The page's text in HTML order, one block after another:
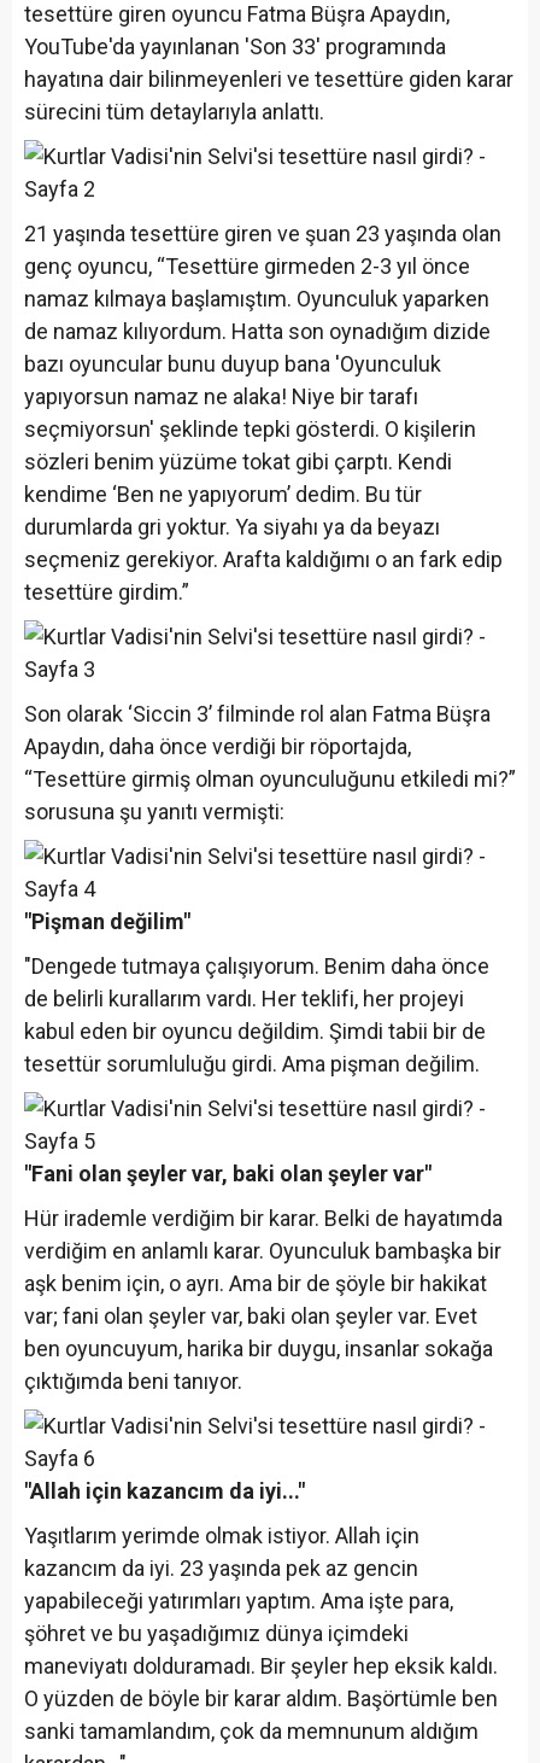
tesettüre giren oyuncu Fatma Büşra Apaydın,
YouTube'da yayınlanan 'Son 33' programında
hayatına dair bilinmeyenleri ve tesettüre giden karar
sürecini tüm detaylarıyla anlattı.
21 yaşında tesettüre giren ve şuan 23 yaşında olan
genç oyuncu, “Tesettüre girmeden 2-3 yıl önce
namaz kılmaya başlamıştım. Oyunculuk yaparken
de namaz kılıyordum. Hatta son oynadığım dizide
bazı oyuncular bunu duyup bana 'Oyunculuk
yapıyorsun namaz ne alaka! Niye bir tarafı
seçmiyorsun' şeklinde tepki gösterdi. O kişilerin
sözleri benim yüzüme tokat gibi çarptı. Kendi
kendime ‘Ben ne yapıyorum’ dedim. Bu tür
durumlarda gri yoktur. Ya siyahı ya da beyazı
seçmeniz gerekiyor. Arafta kaldığımı o an fark edip
tesettüre girdim.”
Son olarak ‘Siccin 3’ filminde rol alan Fatma Büşra
Apaydın, daha önce verdiği bir röportajda,
“Tesettüre girmiş olman oyunculuğunu etkiledi mi?”
sorusuna şu yanıtı vermişti:
"Pişman değilim"
"Dengede tutmaya çalışıyorum. Benim daha önce
de belirli kurallarım vardı. Her teklifi, her projeyi
kabul eden bir oyuncu değildim. Şimdi tabii bir de
tesettür sorumluluğu girdi. Ama pişman değilim.
"Fani olan şeyler var, baki olan şeyler var"
Hür irademle verdiğim bir karar. Belki de hayatımda
verdiğim en anlamlı karar. Oyunculuk bambaşka bir
aşk benim için, o ayrı. Ama bir de şöyle bir hakikat
var; fani olan şeyler var, baki olan şeyler var. Evet
ben oyuncuyum, harika bir duygu, insanlar sokağa
çıktığımda beni tanıyor.
"Allah için kazancım da iyi..."
Yaşıtlarım yerimde olmak istiyor. Allah için
kazancım da iyi. 23 yaşında pek az gencin
yapabileceği yatırımları yaptım. Ama işte para,
şöhret ve bu yaşadığımız dünya içimdeki
maneviyatı dolduramadı. Bir şeyler hep eksik kaldı.
O yüzden de böyle bir karar aldım. Başörtümle ben
sanki tamamlandım, çok da memnunum aldığım